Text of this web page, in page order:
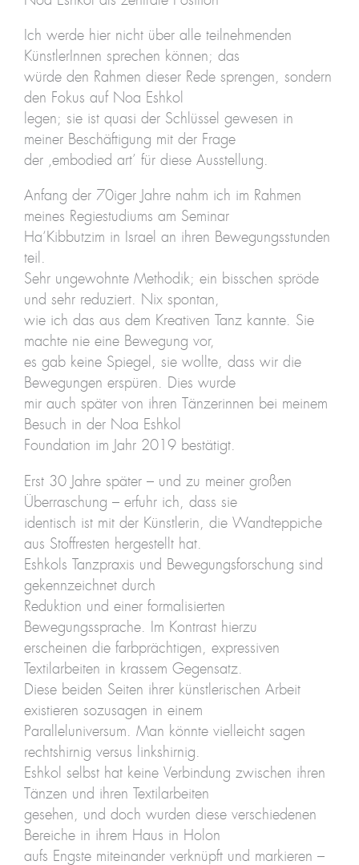
Ich werde hier nicht über alle teilnehmenden
KünstlerInnen sprechen können; das
würde den Rahmen dieser Rede sprengen, sondern
den Fokus auf Noa Eshkol
legen; sie ist quasi der Schlüssel gewesen in
meiner Beschäftigung mit der Frage
der ‚embodied art’ für diese Ausstellung.
Anfang der 70iger Jahre nahm ich im Rahmen
meines Regiestudiums am Seminar
Ha‘Kibbutzim in Israel an ihren Bewegungsstunden
teil.
Sehr ungewohnte Methodik; ein bisschen spröde
und sehr reduziert. Nix spontan,
wie ich das aus dem Kreativen Tanz kannte. Sie
machte nie eine Bewegung vor,
es gab keine Spiegel, sie wollte, dass wir die
Bewegungen erspüren. Dies wurde
mir auch später von ihren Tänzerinnen bei meinem
Besuch in der Noa Eshkol
Foundation im Jahr 2019 bestätigt.
Erst 30 Jahre später – und zu meiner großen
Überraschung – erfuhr ich, dass sie
identisch ist mit der Künstlerin, die Wandteppiche
aus Stoffresten hergestellt hat.
Eshkols Tanzpraxis und Bewegungsforschung sind
gekennzeichnet durch
Reduktion und einer formalisierten
Bewegungssprache. Im Kontrast hierzu
erscheinen die farbprächtigen, expressiven
Textilarbeiten in krassem Gegensatz.
Diese beiden Seiten ihrer künstlerischen Arbeit
existieren sozusagen in einem
Paralleluniversum. Man könnte vielleicht sagen
rechtshirnig versus linkshirnig.
Eshkol selbst hat keine Verbindung zwischen ihren
Tänzen und ihren Textilarbeiten
gesehen, und doch wurden diese verschiedenen
Bereiche in ihrem Haus in Holon
aufs Engste miteinander verknüpft und markieren –